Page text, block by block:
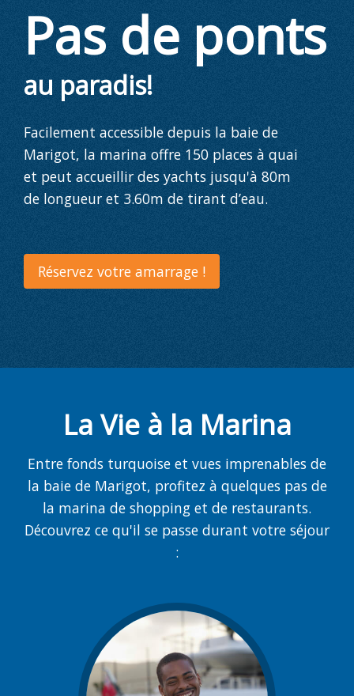
Pas de ponts
au paradis!
Facilement accessible depuis la baie de
Marigot, la marina offre 150 places à quai
et peut accueillir des yachts jusqu'à 80m
de longueur et 3.60m de tirant d’eau.
Réservez votre amarrage !
La Vie à la Marina
Entre fonds turquoise et vues imprenables de
la baie de Marigot, profitez à quelques pas de
la marina de shopping et de restaurants.
Découvrez ce qu'il se passe durant votre séjour
: